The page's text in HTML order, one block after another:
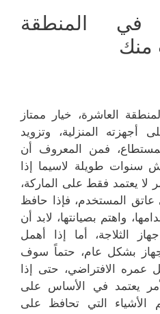
في المنطقة
منك
العاشرة، خيار ممتاز
المنزلية، وتزويد
فمن المعروف أن
سنوات طويلة لاسيما إذا
لا يعتمد فقط على الماركة،
عاتق المستخدم، فإذا حافظ
واهتم بصيانتها، لابد أن
الثلاجة، أما إذا أهمل
جهاز بشكل عام، حتماً سوف
عمره الافتراضي، حتى إذا
يعتمد في الأساس على
الأشياء التي تحافظ على